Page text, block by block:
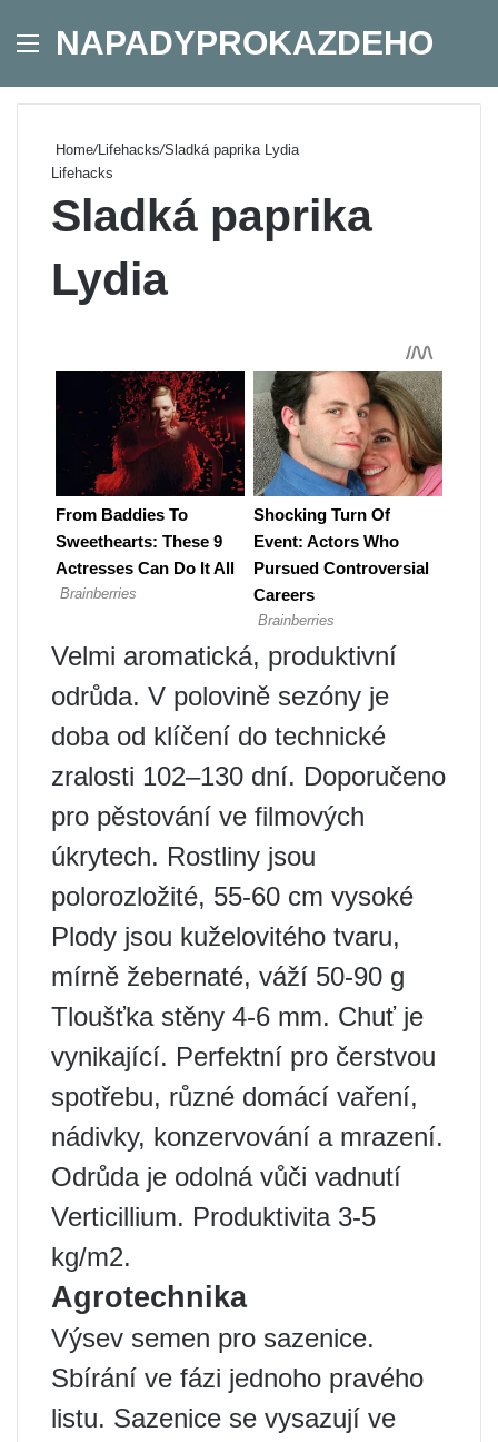
Menu
NAPADYPROKAZDEHO
Home/Lifehacks/Sladká paprika Lydia
Lifehacks
Sladká paprika
Lydia
Velmi aromatická, produktivní
odrůda. V polovině sezóny je
doba od klíčení do technické
zralosti 102–130 dní. Doporučeno
pro pěstování ve filmových
úkrytech. Rostliny jsou
polorozložité, 55-60 cm vysoké
Plody jsou kuželovitého tvaru,
mírně žebernaté, váží 50-90 g
Tloušťka stěny 4-6 mm. Chuť je
vynikající. Perfektní pro čerstvou
spotřebu, různé domácí vaření,
nádivky, konzervování a mrazení.
Odrůda je odolná vůči vadnutí
Verticillium. Produktivita 3-5
kg/m2.
Agrotechnika
Výsev semen pro sazenice.
Sbírání ve fázi jednoho pravého
listu. Sazenice se vysazují ve